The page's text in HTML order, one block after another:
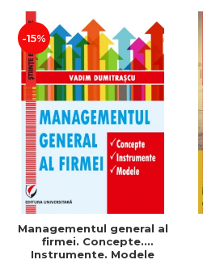
-15%
Managementul general al
firmei. Concepte.
Instrumente. Modele